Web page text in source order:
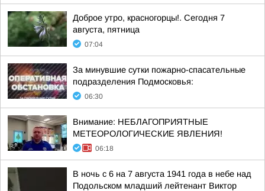
Доброе утро, красногорцы!. Сегодня 7
августа, пятница
07:04
За минувшие сутки пожарно-спасательные
подразделения Подмосковья:
06:30
Внимание: НЕБЛАГОПРИЯТНЫЕ
МЕТЕОРОЛОГИЧЕСКИЕ ЯВЛЕНИЯ!
06:18
В ночь с 6 на 7 августа 1941 года в небе над
Подольском младший лейтенант Виктор